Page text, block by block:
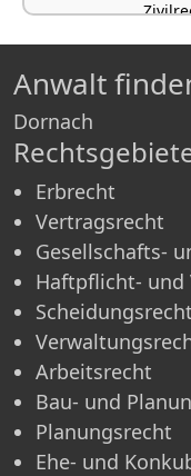
Anwalt
Dornach
Erbrecht
Vertragsrecht
Gesellschafts-
Haftpflicht- und
Scheidungsrecht
Arbeitsrecht
Bau- und
Planungsrecht
Ehe- und